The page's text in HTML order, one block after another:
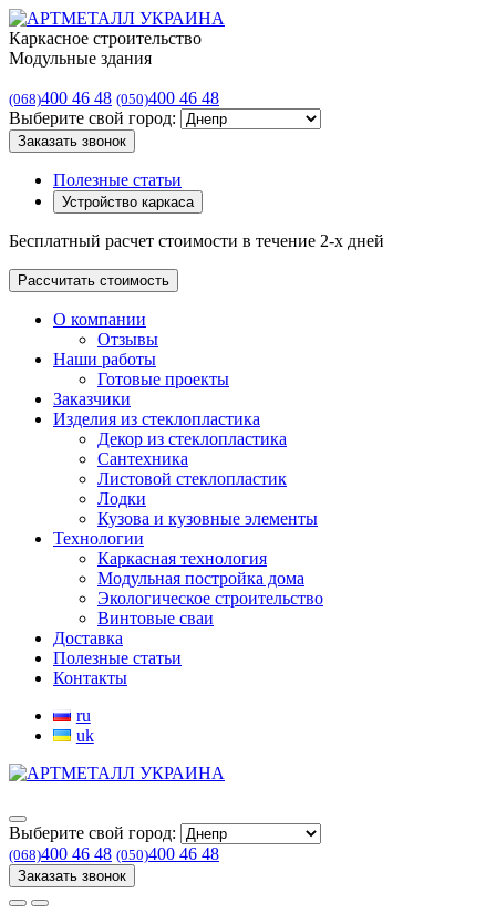
Каркасное строительство
Модульные здания
(068)400 46 48 (050)400 46 48
Выберите свой город:
Заказать звонок
Полезные статьи
Устройство каркаса
Бесплатный расчет стоимости в течение 2-х дней
Рассчитать стоимость
О компании
Отзывы
Наши работы
Готовые проекты
Заказчики
Изделия из стеклопластика
Декор из стеклопластика
Сантехника
Листовой стеклопластик
Лодки
Кузова и кузовные элементы
Технологии
Каркасная технология
Модульная постройка дома
Экологическое строительство
Винтовые сваи
Доставка
Полезные статьи
Контакты
ru
uk
Выберите свой город:
(068)400 46 48 (050)400 46 48
Заказать звонок